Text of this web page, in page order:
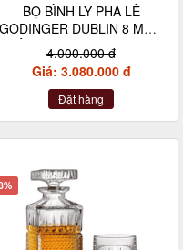
BỘ BÌNH LY PHA LÊ
GODINGER DUBLIN 8 MÓN
KÈM KHAY (1 bình đựng
750ml, 6 ly 240ml)
4.000.000 đ
Giá: 3.080.000 đ
Đặt hàng